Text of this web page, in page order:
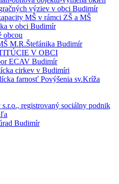
výziev v obci Budimír
MŠ v rámci ZŠ a MŠ
v obci Budimír
obcou
M.R.Štefánika Budimír
V OBCI
ECAV Budimír
cirkev v Budimíri
farnosť Povýšenia sv.Kríža
registrovaný sociálny podnik
Budimír